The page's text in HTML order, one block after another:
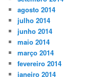
agosto 2014
julho 2014
junho 2014
maio 2014
março 2014
fevereiro 2014
janeiro 2014